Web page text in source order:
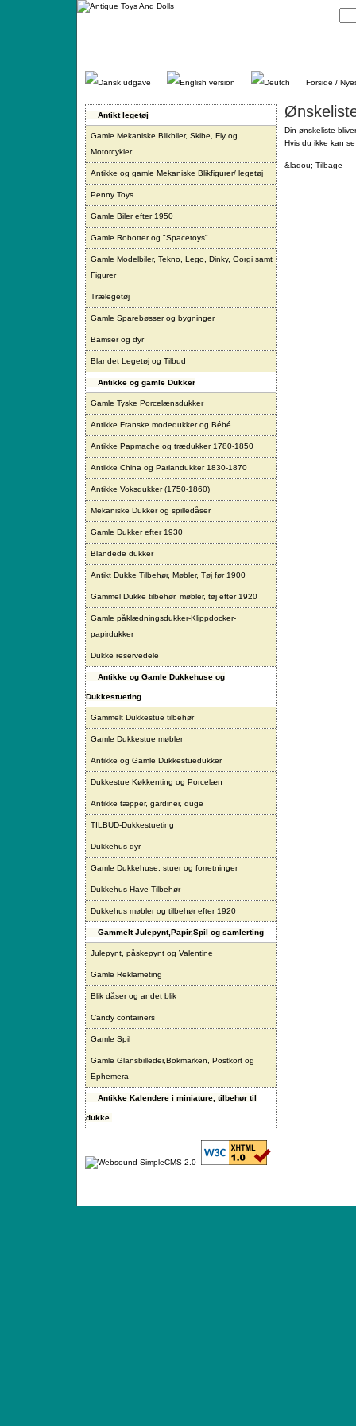
Gå
Forside /
Antikt legetøj
Gamle Mekaniske Blikbiler, Skibe, Fly og
Motorcykler
Antikke og gamle Mekaniske Blikfigurer/ legetøj
Penny Toys
Gamle Biler efter 1950
Gamle Robotter og "Spacetoys"
Gamle Modelbiler, Tekno, Lego, Dinky, Gorgi samt
Figurer
Trælegetøj
Gamle Sparebøsser og bygninger
Bamser og dyr
Blandet Legetøj og Tilbud
Antikke og gamle Dukker
Gamle Tyske Porcelænsdukker
Antikke Franske modedukker og Bébé
Antikke Papmache og trædukker 1780-1850
Antikke China og Pariandukker 1830-1870
Antikke Voksdukker (1750-1860)
Mekaniske Dukker og spilledåser
Gamle Dukker efter 1930
Blandede dukker
Antikt Dukke Tilbehør, Møbler, Tøj før 1900
Gammel Dukke tilbehør, møbler, tøj efter 1920
Gamle påklædningsdukker-Klippdocker-
papirdukker
Dukke reservedele
Antikke og Gamle Dukkehuse og
Dukkestueting
Gammelt Dukkestue tilbehør
Gamle Dukkestue møbler
Antikke og Gamle Dukkestuedukker
Dukkestue Køkkenting og Porcelæn
Antikke tæpper, gardiner, duge
TILBUD-Dukkestueting
Dukkehus dyr
Gamle Dukkehuse, stuer og forretninger
Dukkehus Have Tilbehør
Dukkehus møbler og tilbehør efter 1920
Gammelt Julepynt,Papir,Spil og samlerting
Julepynt, påskepynt og Valentine
Gamle Reklameting
Blik dåser og andet blik
Candy containers
Gamle Spil
Gamle Glansbilleder,Bokmärken, Postkort og
Ephemera
Antikke Kalendere i miniature, tilbehør til
dukke.
Din ønskeliste
Hvis du ikke kan
&laqou; Tilbage